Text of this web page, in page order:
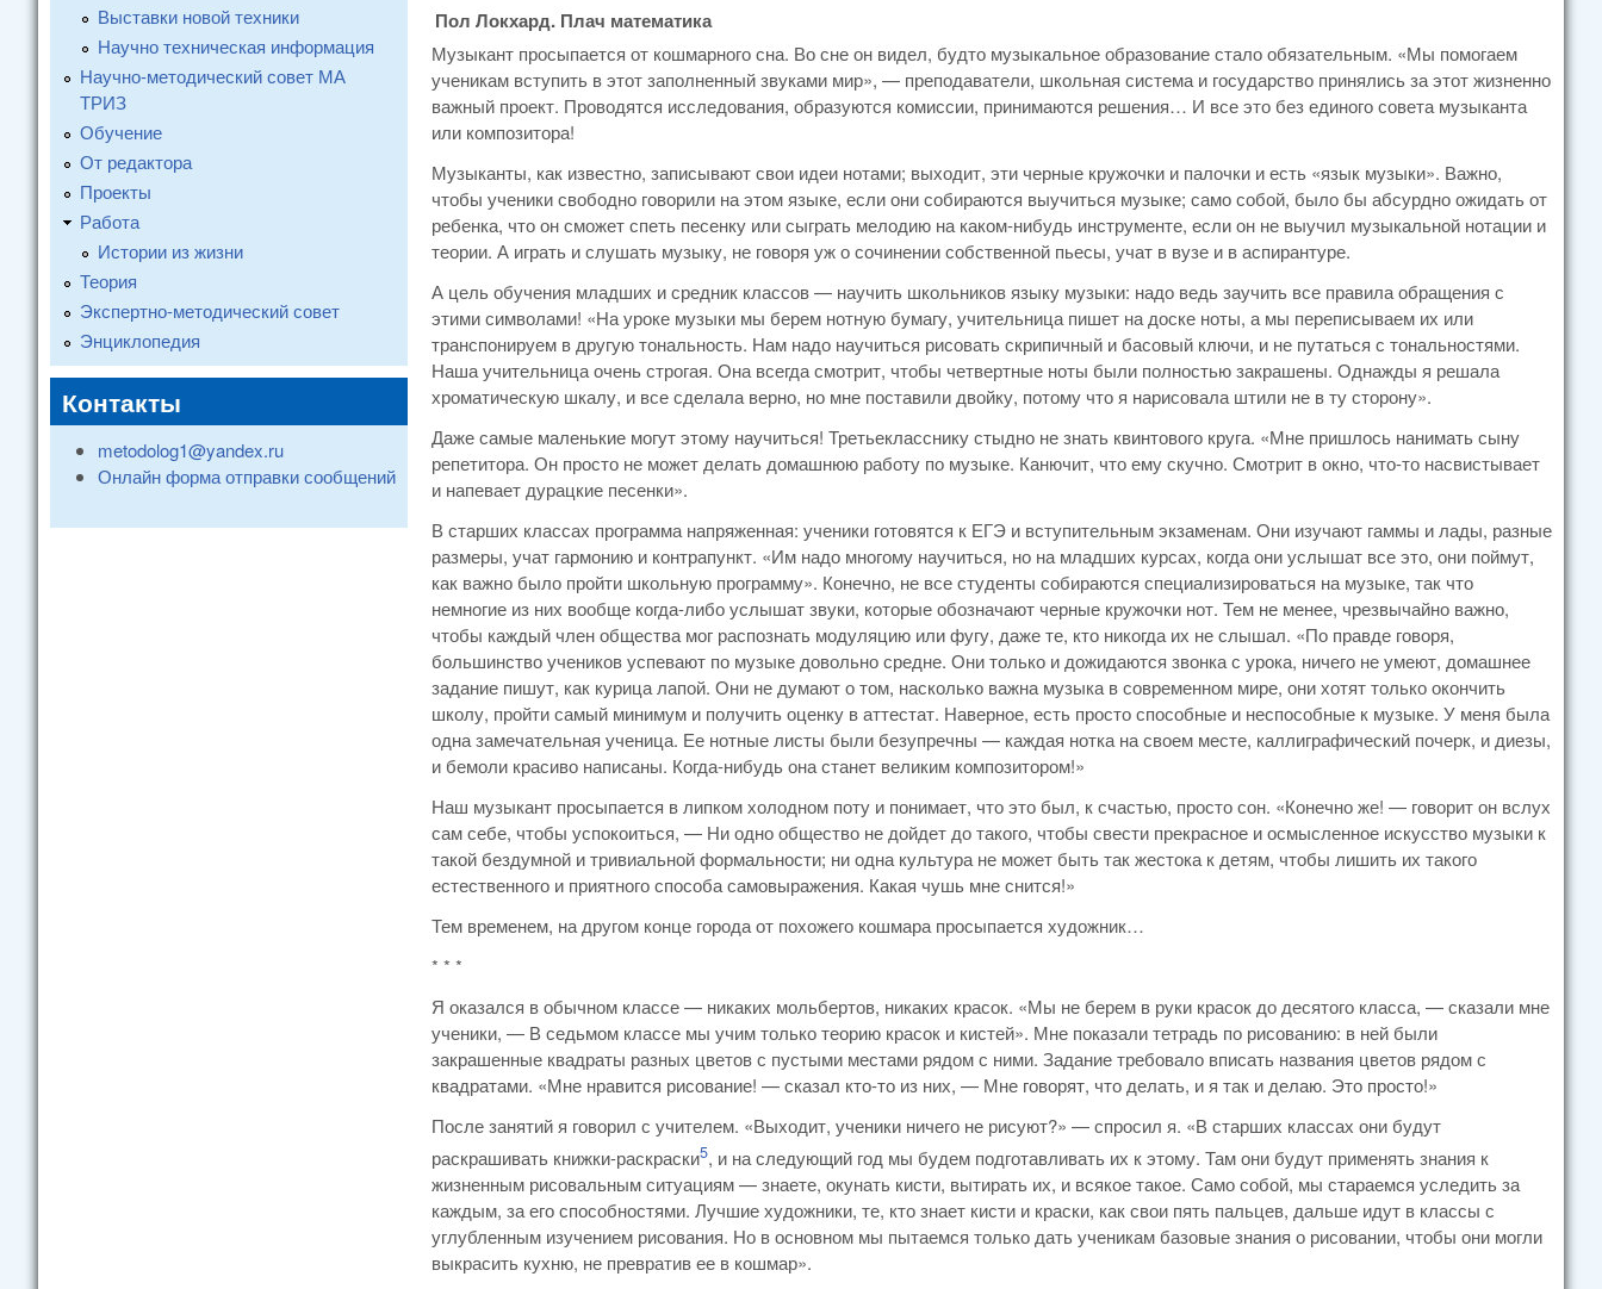
Пол Локхард. Плач математика
Музыкант просыпается от кошмарного сна. Во сне он видел, будто музыкальное образование стало обязательным. «Мы помогаем
ученикам вступить в этот заполненный звуками мир», — преподаватели, школьная система и государство принялись за этот жизненно
важный проект. Проводятся исследования, образуются комиссии, принимаются решения… И все это без единого совета музыканта
или композитора!
Музыканты, как известно, записывают свои идеи нотами; выходит, эти черные кружочки и палочки и есть «язык музыки». Важно,
чтобы ученики свободно говорили на этом языке, если они собираются выучиться музыке; само собой, было бы абсурдно ожидать от
ребенка, что он сможет спеть песенку или сыграть мелодию на каком-нибудь инструменте, если он не выучил музыкальной нотации и
теории. А играть и слушать музыку, не говоря уж о сочинении собственной пьесы, учат в вузе и в аспирантуре.
А цель обучения младших и средник классов — научить школьников языку музыки: надо ведь заучить все правила обращения с
этими символами! «На уроке музыки мы берем нотную бумагу, учительница пишет на доске ноты, а мы переписываем их или
транспонируем в другую тональность. Нам надо научиться рисовать скрипичный и басовый ключи, и не путаться с тональностями.
Наша учительница очень строгая. Она всегда смотрит, чтобы четвертные ноты были полностью закрашены. Однажды я решала
хроматическую шкалу, и все сделала верно, но мне поставили двойку, потому что я нарисовала штили не в ту сторону».
Даже самые маленькие могут этому научиться! Третьекласснику стыдно не знать квинтового круга. «Мне пришлось нанимать сыну
репетитора. Он просто не может делать домашнюю работу по музыке. Канючит, что ему скучно. Смотрит в окно, что-то насвистывает
и напевает дурацкие песенки».
В старших классах программа напряженная: ученики готовятся к ЕГЭ и вступительным экзаменам. Они изучают гаммы и лады, разные
размеры, учат гармонию и контрапункт. «Им надо многому научиться, но на младших курсах, когда они услышат все это, они поймут,
как важно было пройти школьную программу». Конечно, не все студенты собираются специализироваться на музыке, так что
немногие из них вообще когда-либо услышат звуки, которые обозначают черные кружочки нот. Тем не менее, чрезвычайно важно,
чтобы каждый член общества мог распознать модуляцию или фугу, даже те, кто никогда их не слышал. «По правде говоря,
большинство учеников успевают по музыке довольно средне. Они только и дожидаются звонка с урока, ничего не умеют, домашнее
задание пишут, как курица лапой. Они не думают о том, насколько важна музыка в современном мире, они хотят только окончить
школу, пройти самый минимум и получить оценку в аттестат. Наверное, есть просто способные и неспособные к музыке. У меня была
одна замечательная ученица. Ее нотные листы были безупречны — каждая нотка на своем месте, каллиграфический почерк, и диезы,
и бемоли красиво написаны. Когда-нибудь она станет великим композитором!»
Наш музыкант просыпается в липком холодном поту и понимает, что это был, к счастью, просто сон. «Конечно же! — говорит он вслух
сам себе, чтобы успокоиться, — Ни одно общество не дойдет до такого, чтобы свести прекрасное и осмысленное искусство музыки к
такой бездумной и тривиальной формальности; ни одна культура не может быть так жестока к детям, чтобы лишить их такого
естественного и приятного способа самовыражения. Какая чушь мне снится!»
Тем временем, на другом конце города от похожего кошмара просыпается художник…
* * *
Я оказался в обычном классе — никаких мольбертов, никаких красок. «Мы не берем в руки красок до десятого класса, — сказали мне
ученики, — В седьмом классе мы учим только теорию красок и кистей». Мне показали тетрадь по рисованию: в ней были
закрашенные квадраты разных цветов с пустыми местами рядом с ними. Задание требовало вписать названия цветов рядом с
квадратами. «Мне нравится рисование! — сказал кто-то из них, — Мне говорят, что делать, и я так и делаю. Это просто!»
После занятий я говорил с учителем. «Выходит, ученики ничего не рисуют?» — спросил я. «В старших классах они будут
раскрашивать книжки-раскраски5, и на следующий год мы будем подготавливать их к этому. Там они будут применять знания к
жизненным рисовальным ситуациям — знаете, окунать кисти, вытирать их, и всякое такое. Само собой, мы стараемся уследить за
каждым, за его способностями. Лучшие художники, те, кто знает кисти и краски, как свои пять пальцев, дальше идут в классы с
углубленным изучением рисования. Но в основном мы пытаемся только дать ученикам базовые знания о рисовании, чтобы они могли
выкрасить кухню, не превратив ее в кошмар».
Выставки новой техники
Научно техническая информация
Научно-методический совет МА
ТРИЗ
Обучение
От редактора
Проекты
Работа
Истории из жизни
Теория
Экспертно-методический совет
Энциклопедия
Контакты
metodolog1@yandex.ru
Онлайн форма отправки сообщений